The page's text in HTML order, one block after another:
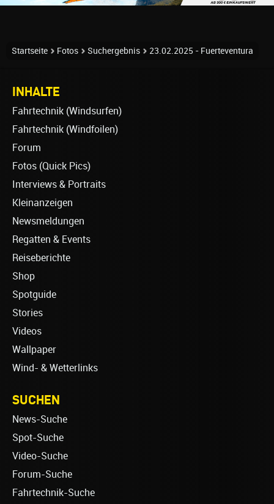
Startseite Fotos Suchergebnis 23.02.2025 - Fuerteventura
INHALTE
Fahrtechnik (Windsurfen)
Fahrtechnik (Windfoilen)
Forum
Fotos (Quick Pics)
Interviews & Portraits
Kleinanzeigen
Newsmeldungen
Regatten & Events
Reiseberichte
Shop
Spotguide
Stories
Videos
Wallpaper
Wind- & Wetterlinks
SUCHEN
News-Suche
Spot-Suche
Video-Suche
Forum-Suche
Fahrtechnik-Suche